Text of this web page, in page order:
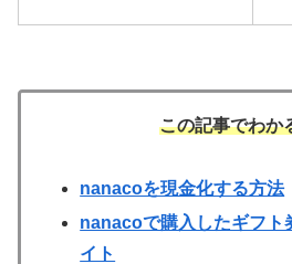
この記事でわか
nanacoを現金化する方法
nanacoで購入したギフト
イト